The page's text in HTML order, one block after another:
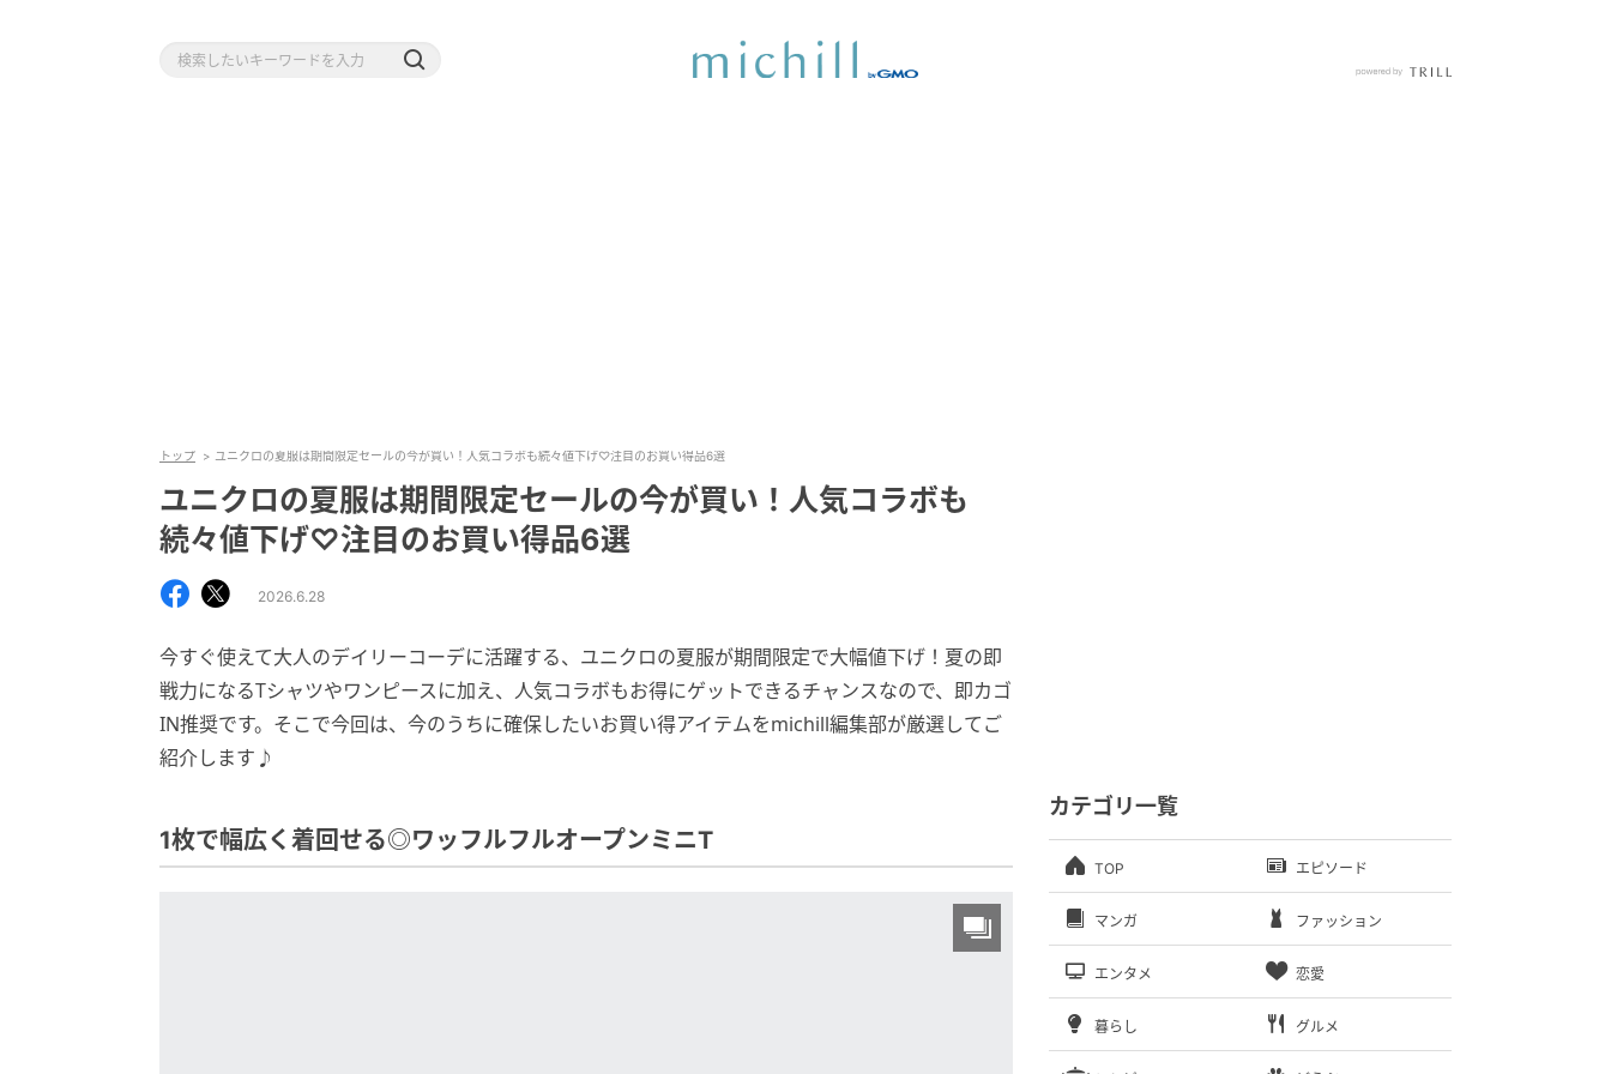
トップ ユニクロの夏服は期間限定セールの今が買い！人気コラボも続々値下げ♡注目のお買い得品6選
ユニクロの夏服は期間限定セールの今が買い！人気コラボも
続々値下げ♡注目のお買い得品6選
2026.6.28
今すぐ使えて大人のデイリーコーデに活躍する、ユニクロの夏服が期間限定で大幅値下げ！夏の即
戦力になるTシャツやワンピースに加え、人気コラボもお得にゲットできるチャンスなので、即カゴ
IN推奨です。そこで今回は、今のうちに確保したいお買い得アイテムをmichill編集部が厳選してご
紹介します♪
1枚で幅広く着回せる◎ワッフルフルオープンミニT
カテゴリ一覧
TOP エピソード
マンガ ファッション
エンタメ 恋愛
暮らし グルメ